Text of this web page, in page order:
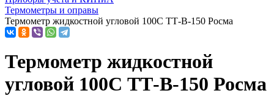
Термометры и оправы
Термометр жидкостной угловой 100С ТТ-В-150 Росма
Термометр жидкостной
угловой 100С ТТ-В-150 Росма